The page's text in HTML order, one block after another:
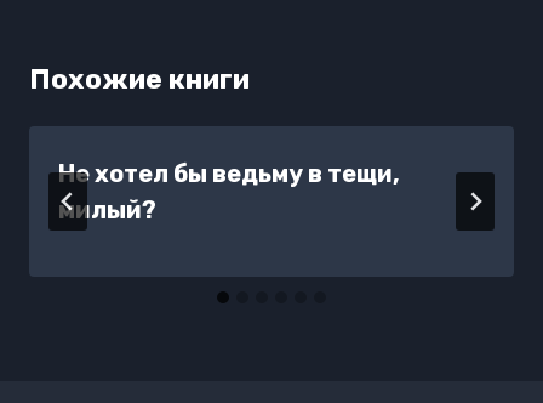
Похожие книги
Не хотел бы ведьму в тещи,
милый?